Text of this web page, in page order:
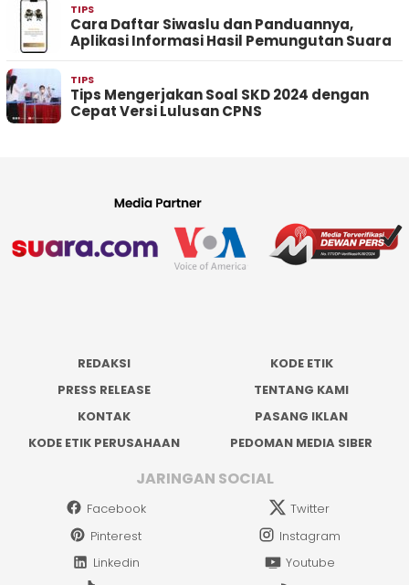
TIPS
Cara Daftar Siwaslu dan Panduannya,
Aplikasi Informasi Hasil Pemungutan Suara
TIPS
Tips Mengerjakan Soal SKD 2024 dengan
Cepat Versi Lulusan CPNS
REDAKSI
KODE ETIK
PRESS RELEASE
TENTANG KAMI
KONTAK
PASANG IKLAN
KODE ETIK PERUSAHAAN
PEDOMAN MEDIA SIBER
JARINGAN SOCIAL
Facebook
Twitter
Pinterest
Instagram
Linkedin
Youtube